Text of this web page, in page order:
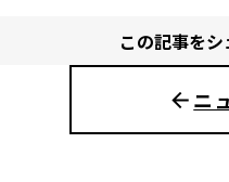
この記事をシ
ニ